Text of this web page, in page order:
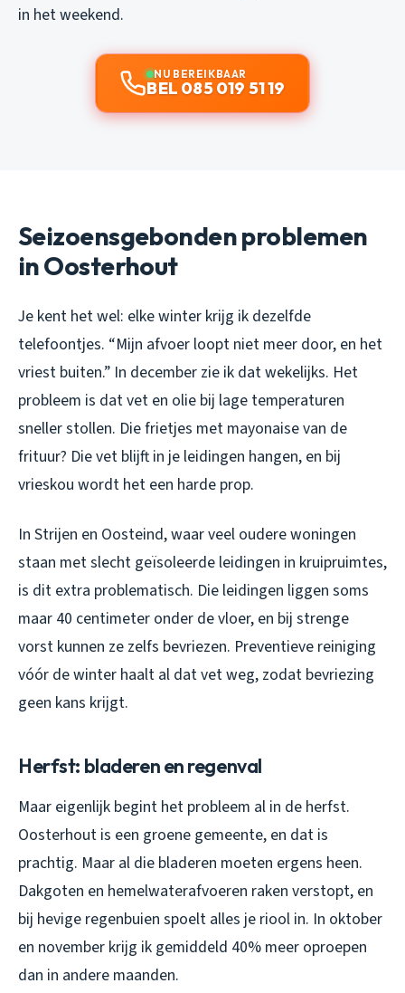
in het weekend.
NU BEREIKBAAR
BEL 085 019 51 19
Seizoensgebonden problemen
in Oosterhout
Je kent het wel: elke winter krijg ik dezelfde
telefoontjes. “Mijn afvoer loopt niet meer door, en het
vriest buiten.” In december zie ik dat wekelijks. Het
probleem is dat vet en olie bij lage temperaturen
sneller stollen. Die frietjes met mayonaise van de
frituur? Die vet blijft in je leidingen hangen, en bij
vrieskou wordt het een harde prop.
In Strijen en Oosteind, waar veel oudere woningen
staan met slecht geïsoleerde leidingen in kruipruimtes,
is dit extra problematisch. Die leidingen liggen soms
maar 40 centimeter onder de vloer, en bij strenge
vorst kunnen ze zelfs bevriezen. Preventieve reiniging
vóór de winter haalt al dat vet weg, zodat bevriezing
geen kans krijgt.
Herfst: bladeren en regenval
Maar eigenlijk begint het probleem al in de herfst.
Oosterhout is een groene gemeente, en dat is
prachtig. Maar al die bladeren moeten ergens heen.
Dakgoten en hemelwaterafvoeren raken verstopt, en
bij hevige regenbuien spoelt alles je riool in. In oktober
en november krijg ik gemiddeld 40% meer oproepen
dan in andere maanden.